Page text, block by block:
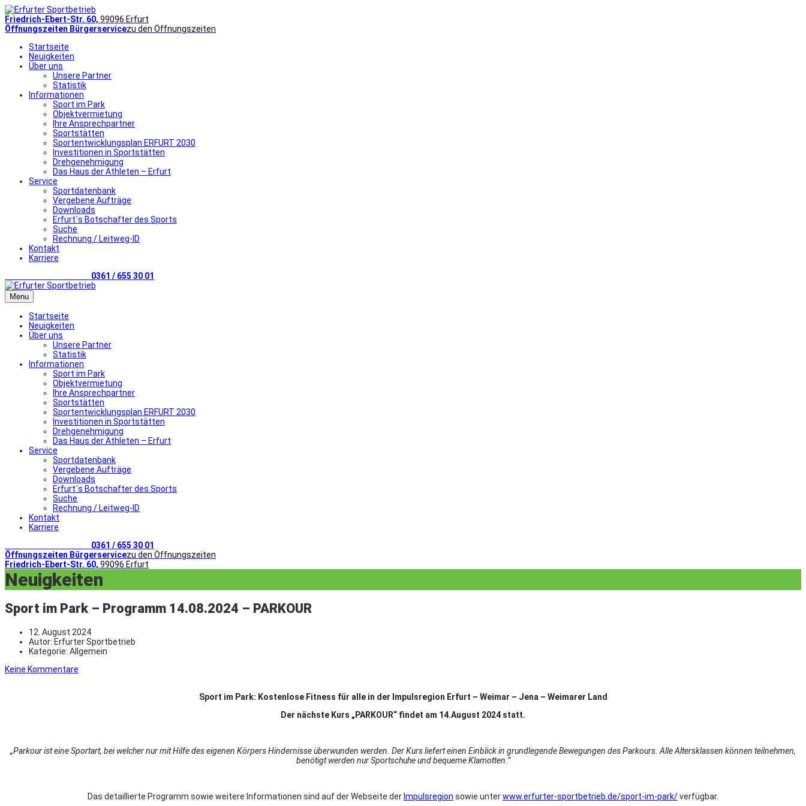
Friedrich-Ebert-Str. 60, 99096 Erfurt
Öffnungszeiten Bürgerservicezu den Öffnungszeiten
Startseite
Neuigkeiten
Über uns
Unsere Partner
Statistik
Informationen
Sport im Park
Objektvermietung
Ihre Ansprechpartner
Sportstätten
Sportentwicklungsplan ERFURT 2030
Investitionen in Sportstätten
Drehgenehmigung
Das Haus der Athleten – Erfurt
Service
Sportdatenbank
Vergebene Aufträge
Downloads
Erfurt´s Botschafter des Sports
Suche
Rechnung / Leitweg-ID
Kontakt
Karriere
0361 / 655 30 01
Menu
Startseite
Neuigkeiten
Über uns
Unsere Partner
Statistik
Informationen
Sport im Park
Objektvermietung
Ihre Ansprechpartner
Sportstätten
Sportentwicklungsplan ERFURT 2030
Investitionen in Sportstätten
Drehgenehmigung
Das Haus der Athleten – Erfurt
Service
Sportdatenbank
Vergebene Aufträge
Downloads
Erfurt´s Botschafter des Sports
Suche
Rechnung / Leitweg-ID
Kontakt
Karriere
0361 / 655 30 01
Öffnungszeiten Bürgerservicezu den Öffnungszeiten
Friedrich-Ebert-Str. 60, 99096 Erfurt
Neuigkeiten
Sport im Park – Programm 14.08.2024 – PARKOUR
12. August 2024
Autor: Erfurter Sportbetrieb
Kategorie: Allgemein
Keine Kommentare
Sport im Park: Kostenlose Fitness für alle in der Impulsregion Erfurt – Weimar – Jena – Weimarer Land
Der nächste Kurs „PARKOUR“ findet am 14.August 2024 statt.
„Parkour ist eine Sportart, bei welcher nur mit Hilfe des eigenen Körpers Hindernisse überwunden werden. Der Kurs liefert einen Einblick in grundlegende Bewegungen des Parkours. Alle Altersklassen können teilnehmen,
benötigt werden nur Sportschuhe und bequeme Klamotten.“
Das detaillierte Programm sowie weitere Informationen sind auf der Webseite derImpulsregion sowie unterwww.erfurter-sportbetrieb.de/sport-im-park/verfügbar.